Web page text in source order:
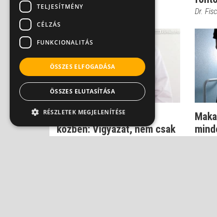
Dr.
Éles fájdalom vizelés
közben: Vigyázat, nem csak
TELJESÍTMÉNY
CÉLZÁS
FUNKCIONALITÁS
ÖSSZES ELFOGADÁSA
ÖSSZES ELUTASÍTÁSA
RÉSZLETEK MEGJELENÍTÉSE